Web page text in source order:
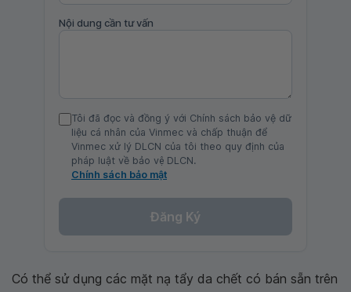
Nội dung cần tư vấn
Tôi đã đọc và đồng ý với Chính sách bảo vệ dữ
liệu cá nhân của Vinmec và chấp thuận để
Vinmec xử lý DLCN của tôi theo quy định của
pháp luật về bảo vệ DLCN.
Chính sách bảo mật
Đăng Ký
Có thể sử dụng các mặt nạ tẩy da chết có bán sẵn trên